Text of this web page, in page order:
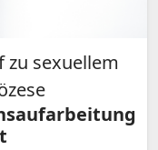
sexuellem